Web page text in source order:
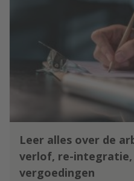
Leer alles over de
verlof, re-integratie,
vergoedingen